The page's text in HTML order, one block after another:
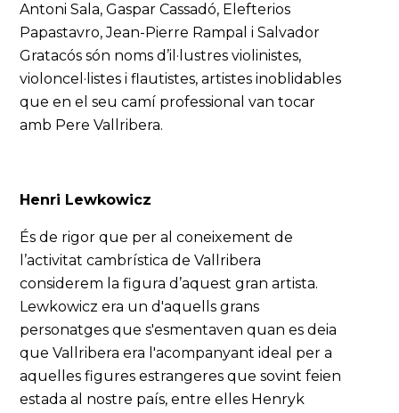
Antoni Sala, Gaspar Cassadó, Elefterios
Papastavro, Jean-Pierre Rampal i Salvador
Gratacós són noms d’il·lustres violinistes,
violoncel·listes i flautistes, artistes inoblidables
que en el seu camí professional van tocar
amb Pere Vallribera.
Henri Lewkowicz
És de rigor que per al coneixement de
l’activitat cambrística de Vallribera
considerem la figura d’aquest gran artista.
Lewkowicz era un d'aquells grans
personatges que s'esmentaven quan es deia
que Vallribera era l'acompanyant ideal per a
aquelles figures estrangeres que sovint feien
estada al nostre país, entre elles Henryk